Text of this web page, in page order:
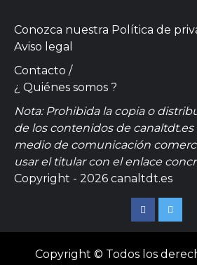
Conozca nuestra Política de
Aviso legal
Contacto /
¿ Quiénes somos ?
Nota: Prohibida la copia o
de los contenidos de
medio de comunicación
usar el titular con el enlace
Copyright - 2026 canaltdt.es
FacebookTwitter
Copyright © Todos los